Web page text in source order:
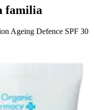
familia
Ageing Defence SPF 30